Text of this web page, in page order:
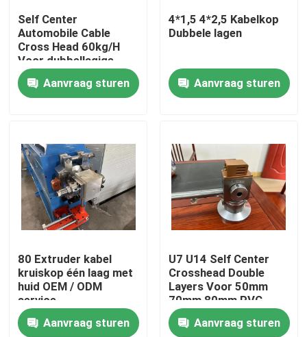
Producten
Video's
Fabriekstocht
Kwaliteitscontrole
Self Center
Automobile Cable
Cross Head 60kg/H
Voor dubbellagige
PVC-kabel extruderlijn
Aanvraag sturen
4*1,5 4*2,5 Kabelkop
Dubbele lagen
Aanvraag sturen
80 Extruder kabel
kruiskop één laag met
huid OEM / ODM
service
Aanvraag sturen
U7 U14 Self Center
Crosshead Double
Layers Voor 50mm
70mm 80mm PVC
Cable Extruder Line
Aanvraag sturen